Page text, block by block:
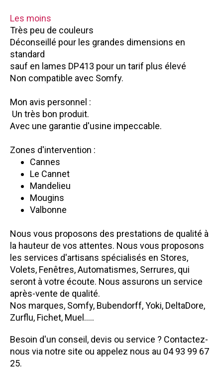
Les moins
Très peu de couleurs
Déconseillé pour les grandes dimensions en
standard
sauf en lames DP413 pour un tarif plus élevé
Non compatible avec Somfy.
Mon avis personnel :
Un très bon produit.
Avec une garantie d'usine impeccable.
Zones d'intervention :
Cannes
Le Cannet
Mandelieu
Mougins
Valbonne
Nous vous proposons des prestations de qualité à
la hauteur de vos attentes. Nous vous proposons
les services d'artisans spécialisés en Stores,
Volets, Fenêtres, Automatismes, Serrures, qui
seront à votre écoute. Nous assurons un service
après-vente de qualité.
Nos marques, Somfy, Bubendorff, Yoki, DeltaDore,
Zurflu, Fichet, Muel.....
Besoin d'un conseil, devis ou service ? Contactez-
nous via notre site ou appelez nous au 04 93 99 67
25.